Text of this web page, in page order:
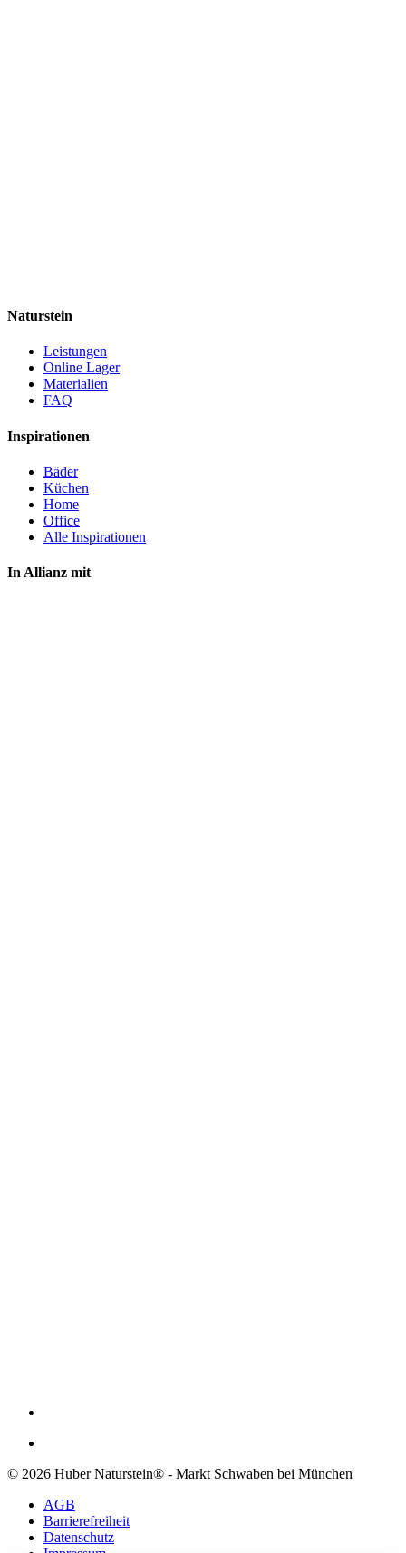
Naturstein
Leistungen
Online Lager
Materialien
FAQ
Inspirationen
Bäder
Küchen
Home
Office
Alle Inspirationen
In Allianz mit
© 2026 Huber Naturstein® - Markt Schwaben bei München
AGB
Barrierefreiheit
Datenschutz